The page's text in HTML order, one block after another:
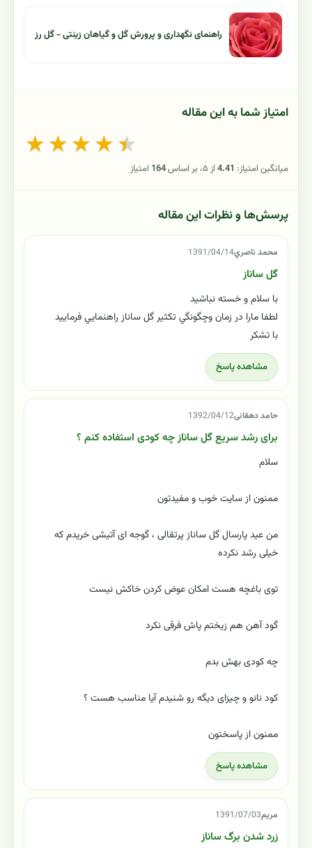
راهنمای نگهداری و پرورش گل و گیاهان زینتی - گل رز
امتیاز شما به این مقاله
★ ★ ★ ★ ★
میانگین امتیاز: 4.41از ۵، بر اساس 164 امتیاز
پرسش‌ها و نظرات این مقاله
محمد ناصري1391/04/14
گل ساناز
با سلام و خسته نباشيد
لطفا مارا در زمان وچگونگي تكثير گل ساناز راهنمايي فرماييد
با تشكر
مشاهده پاسخ
حامد دهقانی1392/04/12
برای رشد سریع گل ساناز چه کودی استفاده کنم ؟
سلام
ممنون از سایت خوب و مفیدتون
من عید پارسال گل ساناز پرتقالی ، گوجه ای آتیشی خریدم که
خیلی رشد نکرده
توی باغچه هست امکان عوض کردن خاکش نیست
گود آهن هم زیختم پاش فرقی نکرد
چه کودی بهش بدم
کود نانو و چیزای دیگه رو شنیدم آیا مناسب هست ؟
ممنون از پاسختون
مشاهده پاسخ
مریم1391/07/03
زرد شدن برگ ساناز